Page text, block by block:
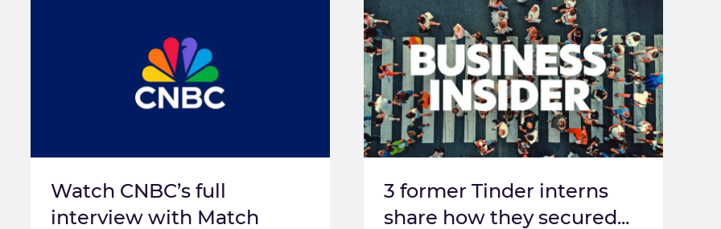
Watch CNBC’s full
interview with Match
3 former Tinder interns
share how they secured...